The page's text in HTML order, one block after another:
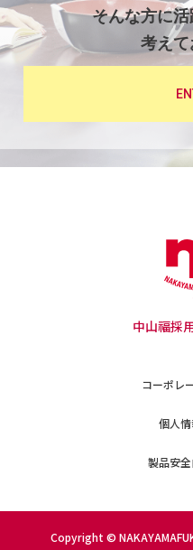
そんな方に
考えて
中山福採
コーポレ
個人
製品安
Copyright ©